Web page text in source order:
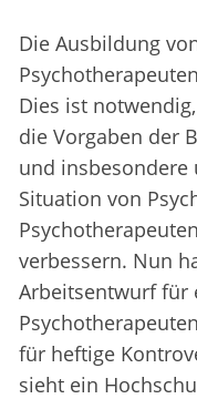
Die Ausbildung
Dies ist
die Vorgaben der
und
Situation von
verbessern. Nun
Arbeitsentwurf für
für heftige
sieht ein